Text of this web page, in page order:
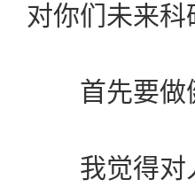
对你们未来科
首先要做健
我觉得对人